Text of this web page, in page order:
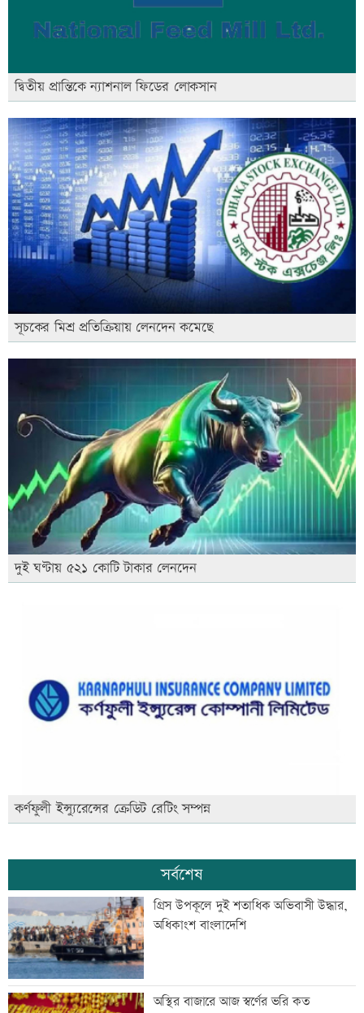
দ্বিতীয় প্রান্তিকে ন্যাশনাল ফিডের লোকসান
সূচকের মিশ্র প্রতিক্রিয়ায় লেনদেন কমেছে
দুই ঘণ্টায় ৫২১ কোটি টাকার লেনদেন
কর্ণফুলী ইন্স্যুরেন্সের ক্রেডিট রেটিং সম্পন্ন
সর্বশেষ
গ্রিস উপকূলে দুই শতাধিক অভিবাসী উদ্ধার,
অধিকাংশ বাংলাদেশি
অস্থির বাজারে আজ স্বর্ণের ভরি কত